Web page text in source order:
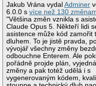
Jakub Vrána vydalAdminer
6.0.0 svíce než 130
"Většina změn vznikla s
Claude Opus 5. Někteří lidi
asistence může kód zamořit
dluhem. To je jistě pravda,
vývojář všechny změny
odbouchne Enterem. Ale
pořádně projde plán,
změny a pak totéž udělá i s
vygenerovaným kódem,